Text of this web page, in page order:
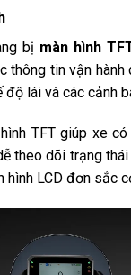
bị màn hình
thông tin vận
độ lái và các cảnh
TFT giúp xe
theo dõi trạng
hình LCD đơn sắc